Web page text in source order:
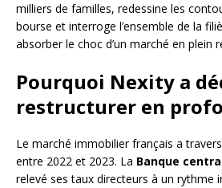
milliers de familles, redessine les
bourse et interroge l’ensemble de la
absorber le choc d’un marché en plein
Pourquoi Nexity a
restructurer en
Le marché immobilier français a
entre 2022 et 2023. La Banque
relevé ses taux directeurs à un rythme